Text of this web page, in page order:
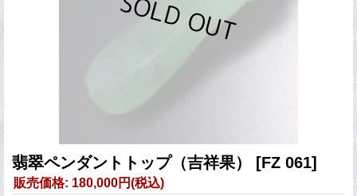
翡翠ペンダントトップ（吉祥果） [FZ 061]
販売価格: 180,000円(税込)